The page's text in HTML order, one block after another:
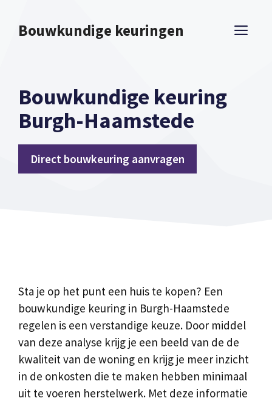
naarBouwkundige keuringen
Bouwkundige keuring
Burgh-Haamstede
Direct bouwkeuring aanvragen
Sta je op het punt een huis te kopen? Een
bouwkundige keuring in Burgh-Haamstede
regelen is een verstandige keuze. Door middel
van deze analyse krijg je een beeld van de de
kwaliteit van de woning en krijg je meer inzicht
in de onkosten die te maken hebben minimaal
uit te voeren herstelwerk. Met deze informatie